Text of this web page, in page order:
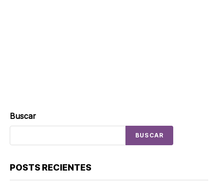
Buscar
BUSCAR
POSTS RECIENTES